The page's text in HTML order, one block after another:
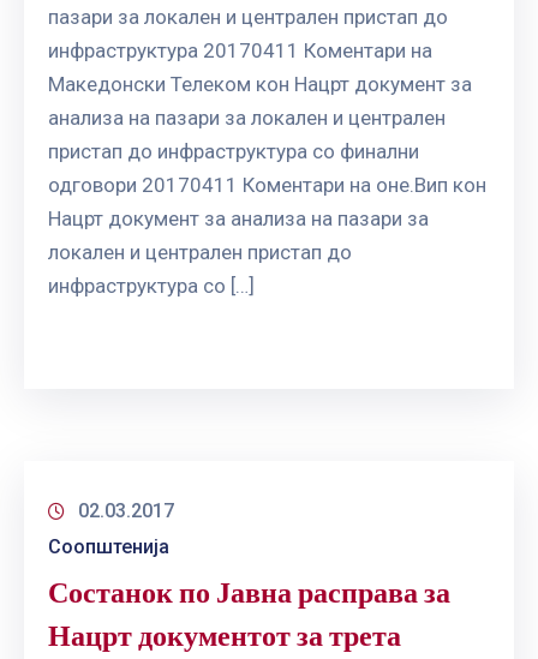
пазари за локален и централен пристап до
инфраструктура 20170411 Коментари на
Македонски Телеком кон Нацрт документ за
анализа на пазари за локален и централен
пристап до инфраструктура со финални
одговори 20170411 Коментари на оне.Вип кон
Нацрт документ за анализа на пазари за
локален и централен пристап до
инфраструктура со […]
02.03.2017
Соопштенија
Состанок по Јавна расправа за
Нацрт документот за трета